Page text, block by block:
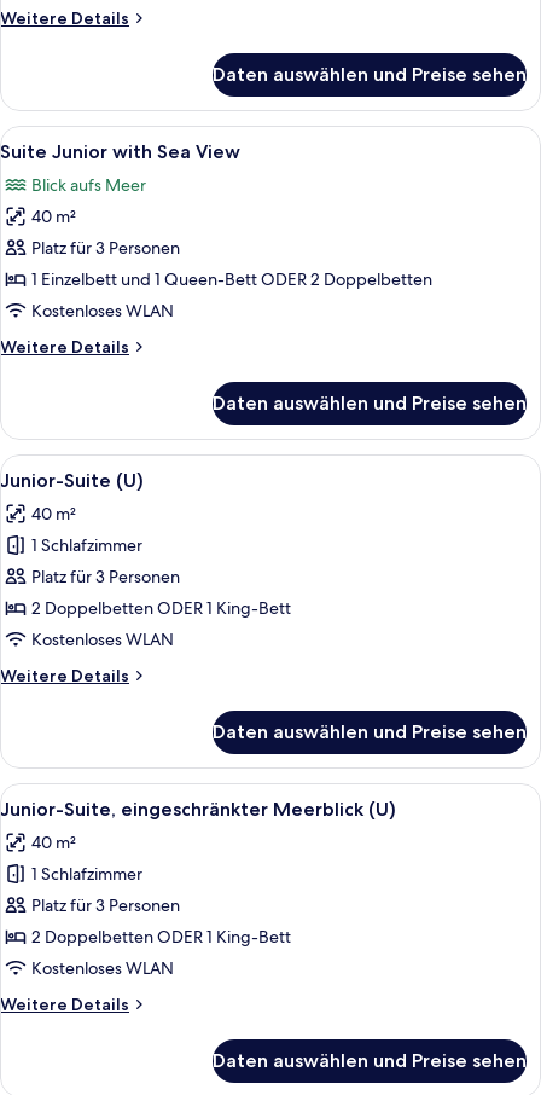
View
Weitere Details
Weitere
Junior
with
Partial
View
Daten auswählen und Preise sehen
Alle
Fotos
für
Suite
Junior
with
Sea
anzeigen
Minibar, Zimmersafe, Schreibtisch,
7
Suite Junior with Sea View
Blick aufs Meer
40 m²
Platz für 3 Personen
1 Einzelbett und 1 Queen-Bett ODER 2 Doppelbetten
Kostenloses WLAN
Weitere Details
Weitere
Junior
with
Sea
Daten auswählen und Preise sehen
Alle
Fotos
für
Junior-
Suite
(U)
anzeigen
Ein modernes Hotelzimmer mit
6
Junior-Suite (U)
40 m²
1 Schlafzimmer
Platz für 3 Personen
2 Doppelbetten ODER 1 King-Bett
Kostenloses WLAN
Weitere Details
Weitere
Suite
(U)
Daten auswählen und Preise sehen
Alle
Fotos
für
Junior-
Suite,
eingeschränkter
Meerblick
anzeigen
Ein Hotelzimmer mit zwei Betten,
7
Junior-Suite, eingeschränkter Meerblick (U)
40 m²
1 Schlafzimmer
Platz für 3 Personen
2 Doppelbetten ODER 1 King-Bett
Kostenloses WLAN
Weitere Details
Weitere
Suite,
Daten auswählen und Preise sehen